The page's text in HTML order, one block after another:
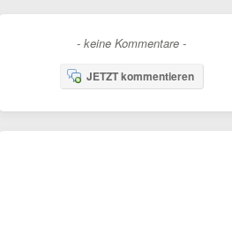
- keine Kommentare -
JETZT kommentieren